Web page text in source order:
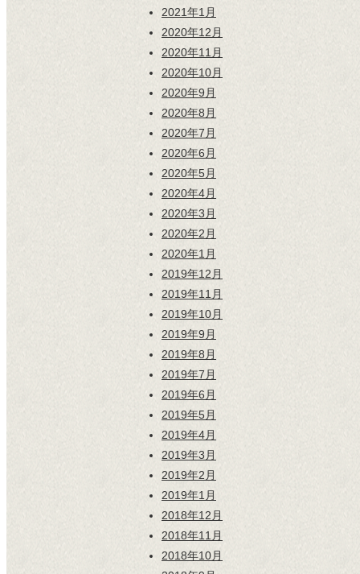
2021年1月
2020年12月
2020年11月
2020年10月
2020年9月
2020年8月
2020年7月
2020年6月
2020年5月
2020年4月
2020年3月
2020年2月
2020年1月
2019年12月
2019年11月
2019年10月
2019年9月
2019年8月
2019年7月
2019年6月
2019年5月
2019年4月
2019年3月
2019年2月
2019年1月
2018年12月
2018年11月
2018年10月